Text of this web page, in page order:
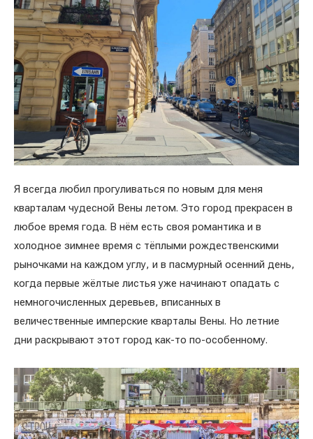
Я всегда любил прогуливаться по новым для меня
кварталам чудесной Вены летом. Это город прекрасен в
любое время года. В нём есть своя романтика и в
холодное зимнее время с тёплыми рождественскими
рыночками на каждом углу, и в пасмурный осенний день,
когда первые жёлтые листья уже начинают опадать с
немногочисленных деревьев, вписанных в
величественные имперские кварталы Вены. Но летние
дни раскрывают этот город как-то по-особенному.